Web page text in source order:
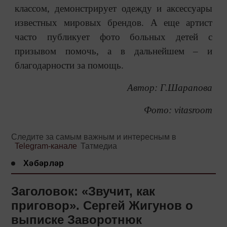
классом, демонстрирует одежду и аксессуары
известных мировых брендов. А еще артист
часто публикует фото больных детей с
призывом помочь, а в дальнейшем – и
благодарности за помощь.
Автор: Г.Шарапова
Фото: vitasroom
Следите за самым важным и интересным в
Telegram-канале Татмедиа
Хәбәрләр
Заголовок: «Звучит, как
приговор». Сергей Жигунов о
выписке Заворотнюк